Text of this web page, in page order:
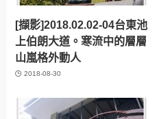
[擷影]2018.02.02-04台東池
上伯朗大道。寒流中的層層
山嵐格外動人
2018-08-30